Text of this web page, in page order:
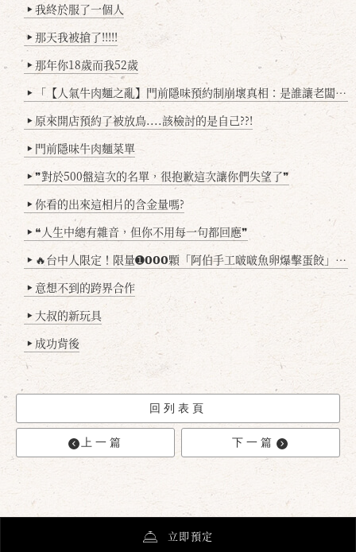
▶ 我終於服了一個人
▶ 那天我被搶了!!!!!
▶ 那年你18歲而我52歲
▶ 「【人氣牛肉麵之亂】門前隱味預約制崩壞真相：是誰讓老闆心灰意冷？」
▶ 原來開店預約了被放鳥....該檢討的是自己??!
▶ 門前隱味牛肉麵菜單
▶ ❞對於500盤這次的名單，很抱歉這次讓你們失望了❞
▶ 你看的出來這相片的含金量嗎?
▶ ❝人生中總有雜音，但你不用每一句都回應❞
▶ 🔥台中人限定！限量➊𝟬𝟬𝟬顆「阿伯手工啵啵魚卵爆擊蛋餃」台北已被搶爆2萬顆，最後名額門前隱味只留給你！🥟💥
▶ 意想不到的跨界合作
▶ 大叔的新玩具
▶ 成功背後
回列表頁
上一篇 下一篇
立即預定